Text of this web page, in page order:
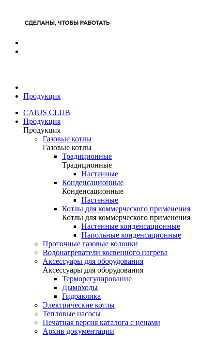
Продукция
CAIUS CLUB
Продукция
Продукция
Газовые котлы
Газовые котлы
Традиционные
Традиционные
Настенные
Конденсационные
Конденсационные
Настенные
Котлы для коммерческого применения
Котлы для коммерческого применения
Настенные конденсационные
Напольные конденсационные
Проточные газовые колонки
Водонагреватели косвенного нагрева
Аксессуары для оборудования
Аксессуары для оборудования
Терморегулирование
Дымоходы
Гидравлика
Электрические котлы
Тепловые насосы
Печатная версия каталога с ценами
Архив документации